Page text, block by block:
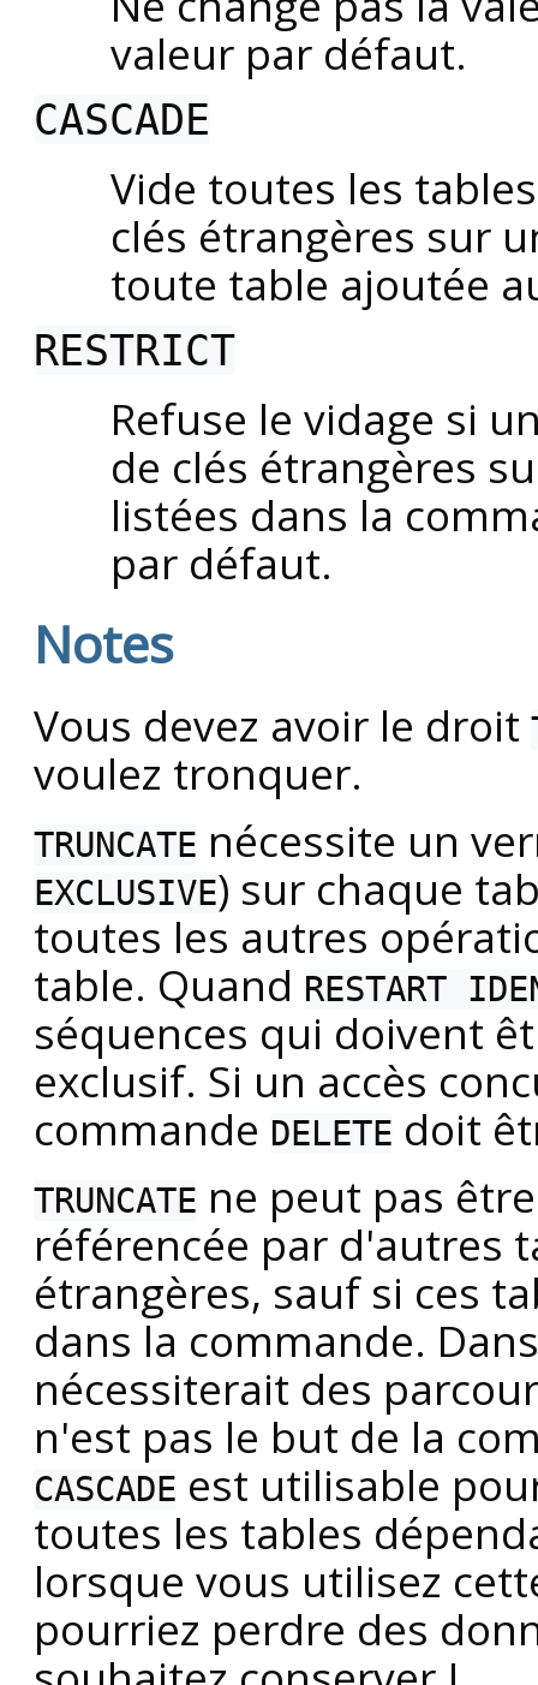
valeur par défaut.
CASCADE
Vide toutes les
clés étrangères sur
toute table ajoutée
RESTRICT
Refuse le vidage si
de clés étrangères
listées dans la
par défaut.
Notes
Vous devez avoir le droit
voulez tronquer.
TRUNCATE nécessite un
EXCLUSIVE) sur chaque
toutes les autres
table. Quand RESTART
séquences qui doivent
exclusif. Si un accès
commande DELETE doit
TRUNCATE ne peut pas
référencée par d'autres
étrangères, sauf si ces
dans la commande.
nécessiterait des
n'est pas le but de la
CASCADE est utilisable
toutes les tables
lorsque vous utilisez
pourriez perdre des